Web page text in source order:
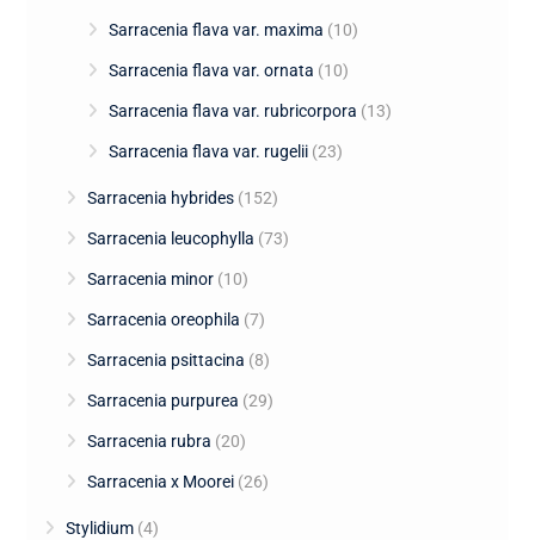
Sarracenia flava var. maxima (10)
Sarracenia flava var. ornata (10)
Sarracenia flava var. rubricorpora (13)
Sarracenia flava var. rugelii (23)
Sarracenia hybrides (152)
Sarracenia leucophylla (73)
Sarracenia minor (10)
Sarracenia oreophila (7)
Sarracenia psittacina (8)
Sarracenia purpurea (29)
Sarracenia rubra (20)
Sarracenia x Moorei (26)
Stylidium (4)